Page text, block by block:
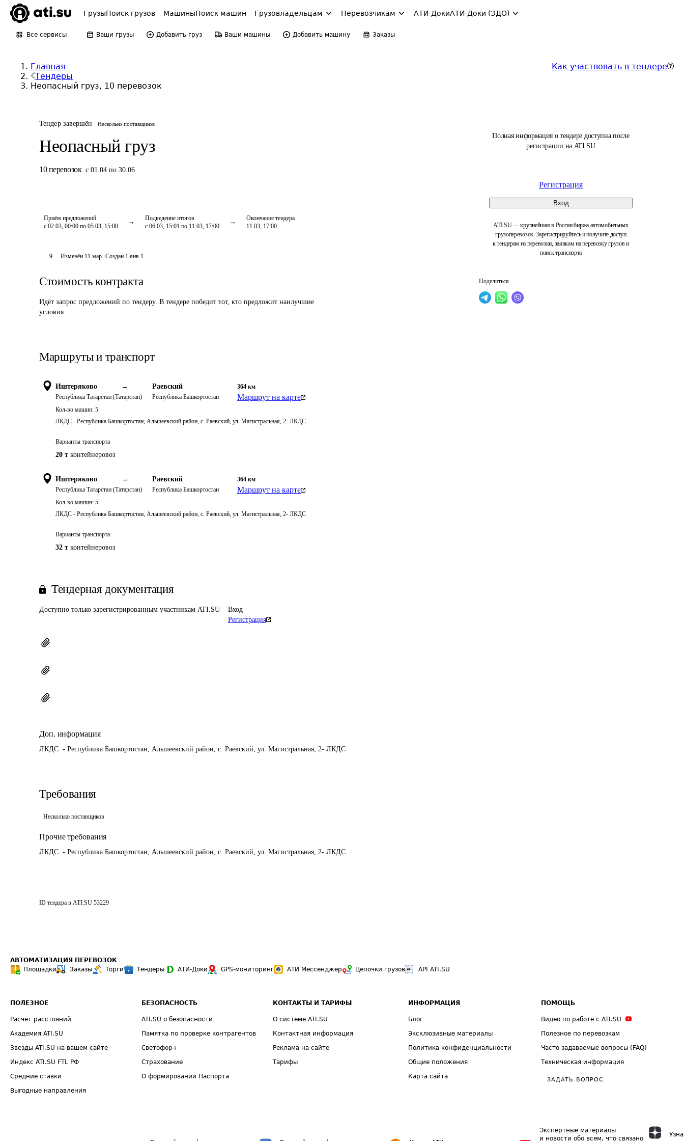
ГрузыПоиск грузов МашиныПоиск машин Грузовладельцам Перевозчикам АТИ-ДокиАТИ-Доки (ЭДО)
Все сервисы Ваши грузы Добавить груз Ваши машины Добавить машину Заказы
Главная
Тендеры
Неопасный груз, 10 перевозок
Как участвовать в тендере
Тендер завершён Несколько поставщиков
Неопасный груз
10 перевозок с 01.04 по 30.06
Приём предложений
с 02.03, 00:00 по 05.03, 15:00
Подведение итогов
с 06.03, 15:01 по 11.03, 17:00
Окончание тендера
11.03, 17:00
Полная информация о тендере доступна после
регистрации на ATI.SU
Регистрация
Вход
ATI.SU — крупнейшая в России биржа автомобильных
грузоперевозок. Зарегистрируйтесь и получите доступ
к тендерам на перевозки, заявкам на перевозку грузов и
поиск транспорта
Поделиться
9 Изменён 11 мар. Создан 1 янв 1
Стоимость контракта
Идёт запрос предложений по тендеру. В тендере победит тот, кто предложит наилучшие
условия.
Маршруты и транспорт
Иштеряково →
Республика Татарстан (Татарстан)
Раевский
Республика Башкортостан
364 км
Маршрут на карте
Кол-во машин: 5
ЛКДС - Республика Башкортостан, Альшеевский район, с. Раевский, ул. Магистральная, 2- ЛКДС
Варианты транспорта
20 т контейнеровоз
Иштеряково →
Республика Татарстан (Татарстан)
Раевский
Республика Башкортостан
364 км
Маршрут на карте
Кол-во машин: 5
ЛКДС - Республика Башкортостан, Альшеевский район, с. Раевский, ул. Магистральная, 2- ЛКДС
Варианты транспорта
32 т контейнеровоз
Тендерная документация
Доступно только зарегистрированным участникам ATI.SU
Вход
Регистрация
Доп. информация
ЛКДС  - Республика Башкортостан, Альшеевский район, с. Раевский, ул. Магистральная, 2- ЛКДС
Требования
Несколько поставщиков
Прочие требования
ЛКДС  - Республика Башкортостан, Альшеевский район, с. Раевский, ул. Магистральная, 2- ЛКДС
ID тендера в ATI.SU 53229
АВТОМАТИЗАЦИЯ ПЕРЕВОЗОК
Площадки
Заказы Торги Тендеры АТИ-Доки GPS-мониторинг АТИ Мессенджер Цепочки грузов API ATI.SU
ПОЛЕЗНОЕ
Расчет расстояний
Академия ATI.SU
Звезды ATI.SU на вашем сайте
Индекс ATI.SU FTL РФ
Средние ставки
Выгодные направления
БЕЗОПАСНОСТЬ
ATI.SU о безопасности
Памятка по проверке контрагентов
Светофор+
Страхование
О формировании Паспорта
КОНТАКТЫ И ТАРИФЫ
О системе ATI.SU
Контактная информация
Реклама на сайте
Тарифы
ИНФОРМАЦИЯ
Блог
Эксклюзивные материалы
Политика конфиденциальности
Общие положения
Карта сайта
ПОМОЩЬ
Видео по работе с ATI.SU
Полезное по перевозкам
Часто задаваемые вопросы (FAQ)
Техническая информация
ЗАДАТЬ ВОПРОС
Экспертные материалы
и новости обо всем, что связано